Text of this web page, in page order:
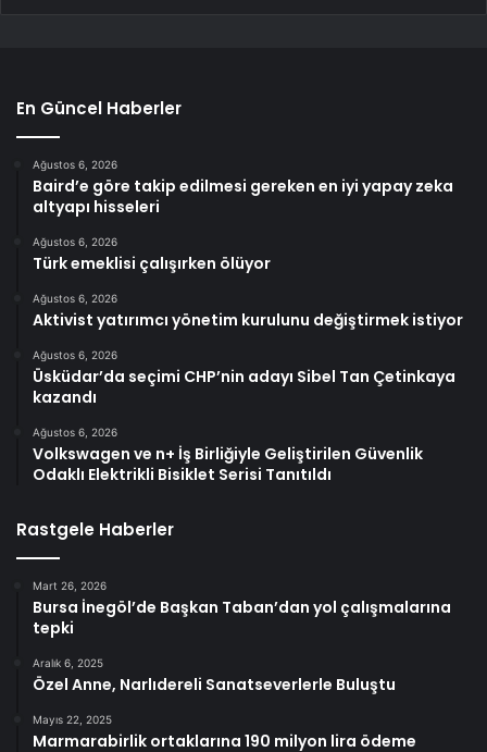
En Güncel Haberler
Ağustos 6, 2026
Baird’e göre takip edilmesi gereken en iyi yapay zeka
altyapı hisseleri
Ağustos 6, 2026
Türk emeklisi çalışırken ölüyor
Ağustos 6, 2026
Aktivist yatırımcı yönetim kurulunu değiştirmek istiyor
Ağustos 6, 2026
Üsküdar’da seçimi CHP’nin adayı Sibel Tan Çetinkaya
kazandı
Ağustos 6, 2026
Volkswagen ve n+ İş Birliğiyle Geliştirilen Güvenlik
Odaklı Elektrikli Bisiklet Serisi Tanıtıldı
Rastgele Haberler
Mart 26, 2026
Bursa İnegöl’de Başkan Taban’dan yol çalışmalarına
tepki
Aralık 6, 2025
Özel Anne, Narlıdereli Sanatseverlerle Buluştu
Mayıs 22, 2025
Marmarabirlik ortaklarına 190 milyon lira ödeme